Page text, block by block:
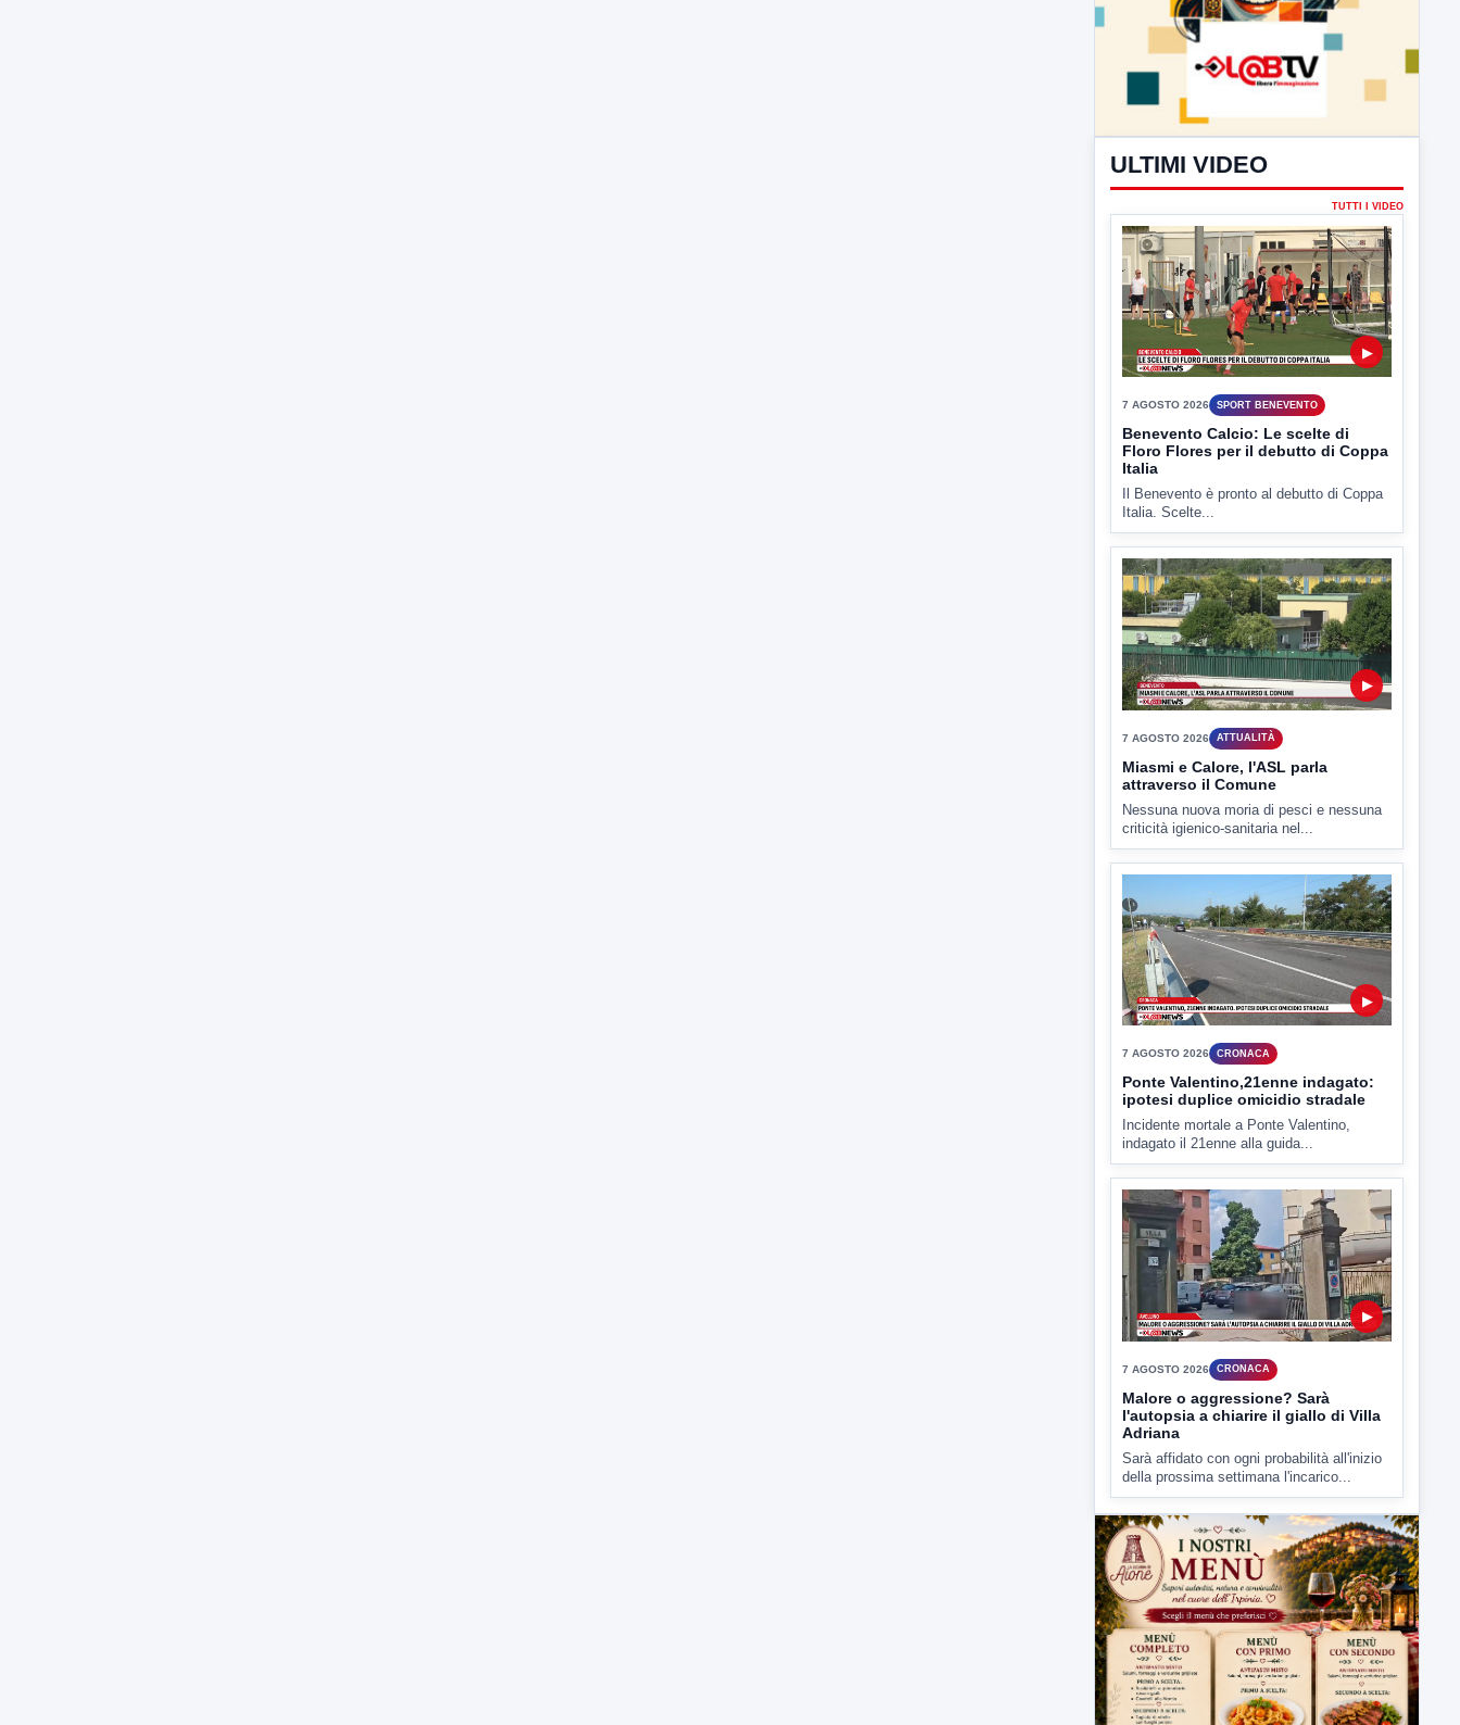
ULTIMI VIDEO
▶
7 AGOSTO 2026 SPORT BENEVENTO
Benevento Calcio: Le scelte di
Floro Flores per il debutto di Coppa
Italia
Il Benevento è pronto al debutto di Coppa
Italia. Scelte...
▶
7 AGOSTO 2026 ATTUALITÀ
Miasmi e Calore, l'ASL parla
attraverso il Comune
Nessuna nuova moria di pesci e nessuna
criticità igienico-sanitaria nel...
▶
7 AGOSTO 2026 CRONACA
Ponte Valentino,21enne indagato:
ipotesi duplice omicidio stradale
Incidente mortale a Ponte Valentino,
indagato il 21enne alla guida...
▶
7 AGOSTO 2026 CRONACA
Malore o aggressione? Sarà
l'autopsia a chiarire il giallo di Villa
Adriana
Sarà affidato con ogni probabilità all'inizio
della prossima settimana l'incarico...